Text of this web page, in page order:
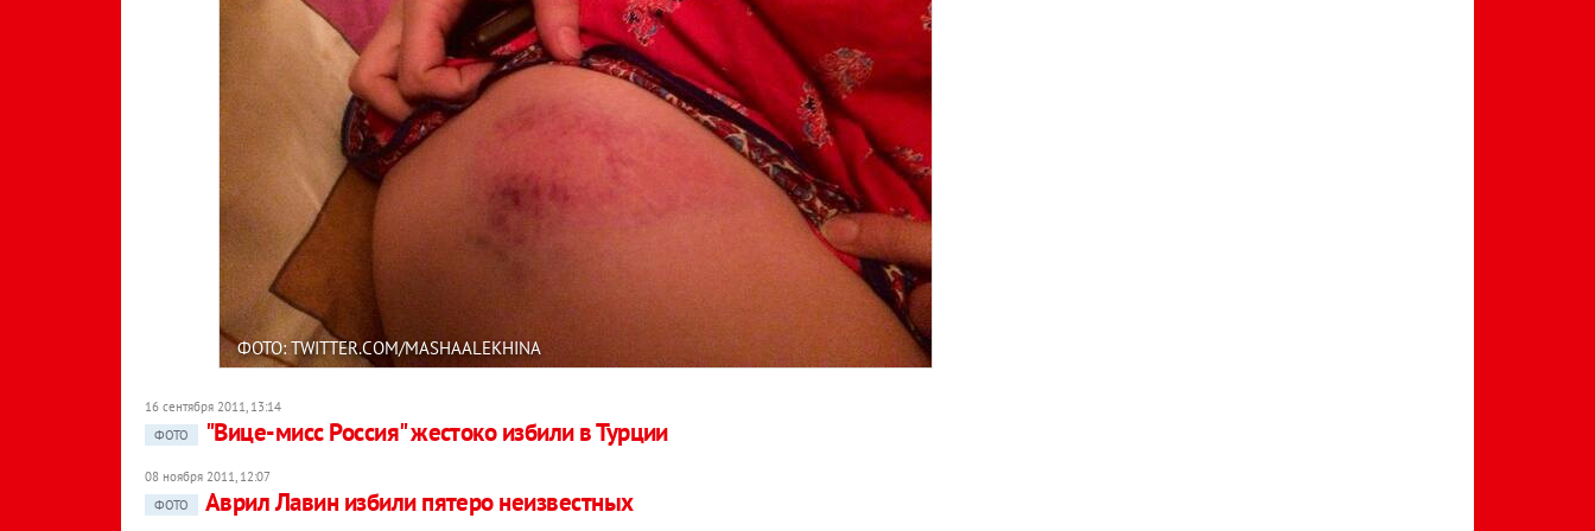
ФОТО: TWITTER.COM/MASHAALEKHINA
16 сентября 2011, 13:14
ФОТО
"Вице-мисс Россия" жестоко избили в Турции
08 ноября 2011, 12:07
ФОТО
Аврил Лавин избили пятеро неизвестных